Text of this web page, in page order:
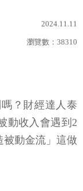
2024.11.11
瀏覽數： 38310
？財經達人泰
動收入會遇到2
被動金流」這做